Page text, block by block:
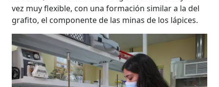
vez muy flexible, con una formación similar a la del
grafito, el componente de las minas de los lápices.